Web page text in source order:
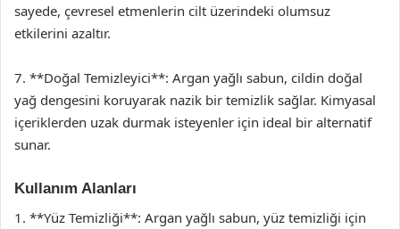
sayede, çevresel etmenlerin cilt üzerindeki olumsuz
etkilerini azaltır.
7. **Doğal Temizleyici**: Argan yağlı sabun, cildin doğal
yağ dengesini koruyarak nazik bir temizlik sağlar. Kimyasal
içeriklerden uzak durmak isteyenler için ideal bir alternatif
sunar.
Kullanım Alanları
1. **Yüz Temizliği**: Argan yağlı sabun, yüz temizliği için